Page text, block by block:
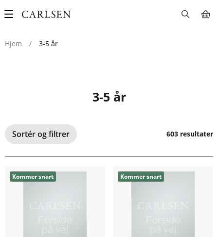
Main
Hjem
/ 3-5 år
3-5 år
Sortér og filtrer 603 resultater
Kommer snart Kommer snart